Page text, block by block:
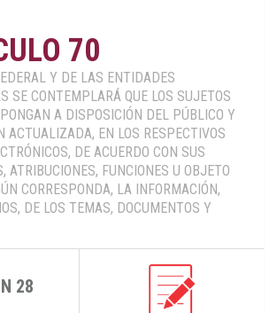
70
Y DE LAS ENTIDADES
SE CONTEMPLARÁ QUE LOS SUJETOS
A DISPOSICIÓN DEL PÚBLICO Y
ACTUALIZADA, EN LOS RESPECTIVOS
DE ACUERDO CON SUS
ATRIBUCIONES, FUNCIONES U OBJETO
CORRESPONDA, LA INFORMACIÓN,
DE LOS TEMAS, DOCUMENTOS Y
28